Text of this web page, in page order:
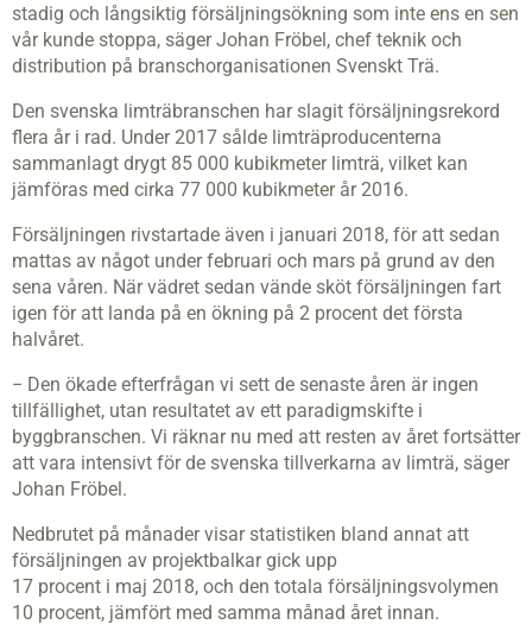
stadig och långsiktig försäljningsökning som inte ens en sen
vår kunde stoppa, säger Johan Fröbel, chef teknik och
distribution på branschorganisationen Svenskt Trä.
Den svenska limträbranschen har slagit försäljningsrekord
flera år i rad. Under 2017 sålde limträproducenterna
sammanlagt drygt 85 000 kubikmeter limträ, vilket kan
jämföras med cirka 77 000 kubikmeter år 2016.
Försäljningen rivstartade även i januari 2018, för att sedan
mattas av något under februari och mars på grund av den
sena våren. När vädret sedan vände sköt försäljningen fart
igen för att landa på en ökning på 2 procent det första
halvåret.
− Den ökade efterfrågan vi sett de senaste åren är ingen
tillfällighet, utan resultatet av ett paradigmskifte i
byggbranschen. Vi räknar nu med att resten av året fortsätter
att vara intensivt för de svenska tillverkarna av limträ, säger
Johan Fröbel.
Nedbrutet på månader visar statistiken bland annat att
försäljningen av projektbalkar gick upp
17 procent i maj 2018, och den totala försäljningsvolymen
10 procent, jämfört med samma månad året innan.